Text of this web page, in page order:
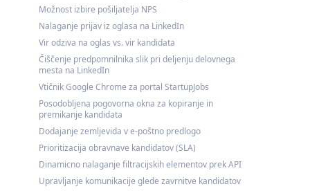
Možnost izbire pošiljatelja NPS
Nalaganje prijav iz oglasa na LinkedIn
Vir odziva na oglas vs. vir kandidata
Čiščenje predpomnilnika slik pri deljenju delovnega
mesta na LinkedIn
Vtičnik Google Chrome za portal StartupJobs
Posodobljena pogovorna okna za kopiranje in
premikanje kandidata
Dodajanje zemljevida v e-poštno predlogo
Prioritizacija obravnave kandidatov (SLA)
Dinamicno nalaganje filtracijskih elementov prek API
Upravljanje komunikacije glede zavrnitve kandidatov